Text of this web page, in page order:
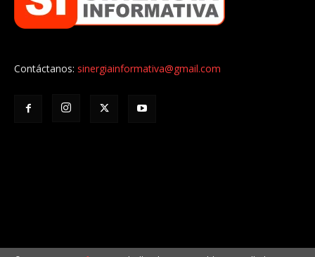
Contáctanos: sinergiainformativa@gmail.com